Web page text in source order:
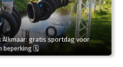
Alkmaar: gratis sportdag voor
beperking 🗓